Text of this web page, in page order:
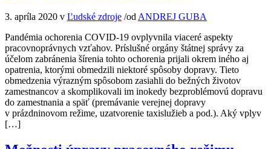
3. apríla 2020 v Ľudské zdroje /od ANDREJ GUBA
Pandémia ochorenia COVID-19 ovplyvnila viaceré aspekty
pracovnoprávnych vzťahov. Príslušné orgány štátnej správy za
účelom zabránenia šírenia tohto ochorenia prijali okrem iného aj
opatrenia, ktorými obmedzili niektoré spôsoby dopravy. Tieto
obmedzenia výrazným spôsobom zasiahli do bežných životov
zamestnancov a skomplikovali im inokedy bezproblémovú dopravu
do zamestnania a späť (premávanie verejnej dopravy
v prázdninovom režime, uzatvorenie taxislužieb a pod.). Aký vplyv
[…]